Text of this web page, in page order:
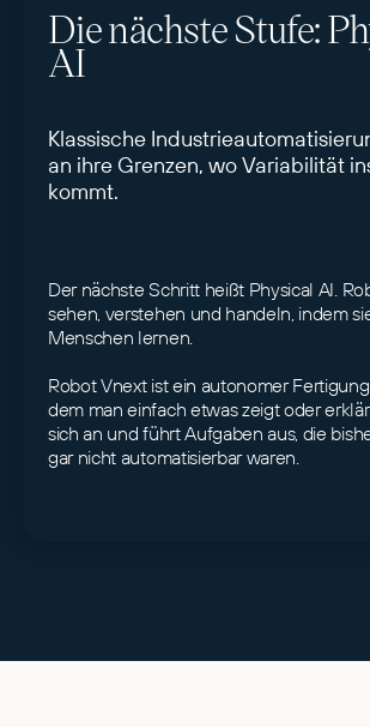
Die nächste Stufe:
AI
Klassische
an ihre Grenzen, wo Variabilität
kommt.
Der nächste Schritt heißt Physical AI.
sehen, verstehen und handeln, indem
Menschen lernen.
Robot Vnext ist ein autonomer
dem man einfach etwas zeigt oder
sich an und führt Aufgaben aus, die
gar nicht automatisierbar waren.